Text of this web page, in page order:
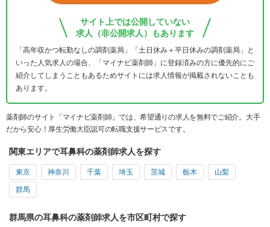
サイト上では公開していない
求人（非公開求人）もあります
「高年収かつ転勤なしの調剤薬局」「土日休み＋平日休みの調剤薬局」と
いった人気求人の場合、「マイナビ薬剤師」に登録済みの方に優先的にご
紹介してしまうこともあるためサイトには求人情報が掲載されないことも
あります。
薬剤師のサイト「マイナビ薬剤師」では、希望通りの求人を無料でご紹介。大手
だから安心！厚生労働大臣認可の転職支援サービスです。
関東エリアで耳鼻科の薬剤師求人を探す
東京 神奈川 千葉 埼玉 茨城 栃木 山梨
群馬
群馬県の耳鼻科の薬剤師求人を市区町村で探す